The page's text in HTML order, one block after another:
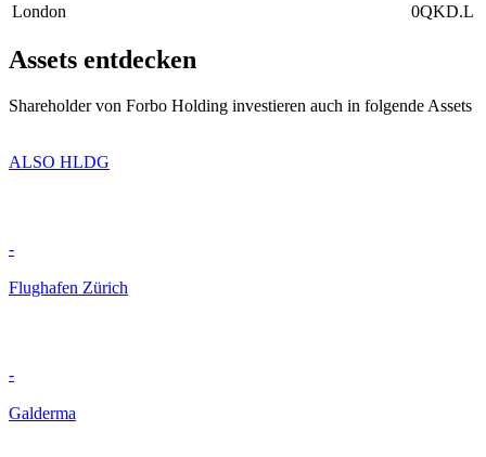
London
0QKD.L
Assets entdecken
Shareholder von Forbo Holding investieren auch in folgende Assets
ALSO HLDG
-
Flughafen Zürich
-
Galderma